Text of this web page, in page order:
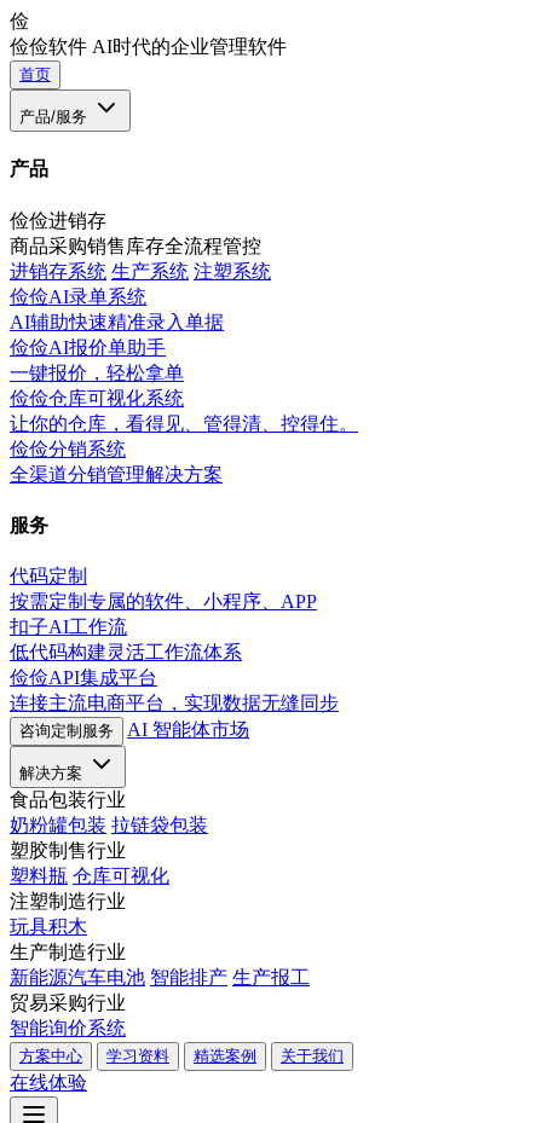
俭
俭俭软件 AI时代的企业管理软件
首页
产品/服务
产品
俭俭进销存
商品采购销售库存全流程管控
进销存系统 生产系统 注塑系统
俭俭AI录单系统
AI辅助快速精准录入单据
俭俭AI报价单助手
一键报价，轻松拿单
俭俭仓库可视化系统
让你的仓库，看得见、管得清、控得住。
俭俭分销系统
全渠道分销管理解决方案
服务
代码定制
按需定制专属的软件、小程序、APP
扣子AI工作流
低代码构建灵活工作流体系
俭俭API集成平台
连接主流电商平台，实现数据无缝同步
咨询定制服务 AI 智能体市场
解决方案
食品包装行业
奶粉罐包装 拉链袋包装
塑胶制售行业
塑料瓶 仓库可视化
注塑制造行业
玩具积木
生产制造行业
新能源汽车电池 智能排产 生产报工
贸易采购行业
智能询价系统
方案中心 学习资料 精选案例 关于我们
在线体验